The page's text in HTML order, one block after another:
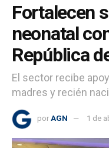
Fortalecen
neonatal
República
El sector recibe
madres y recién
por AGN 1 de